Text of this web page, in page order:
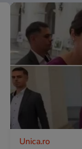
Unica.ro